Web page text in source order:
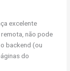
excelente
não pode
backend (ou
do